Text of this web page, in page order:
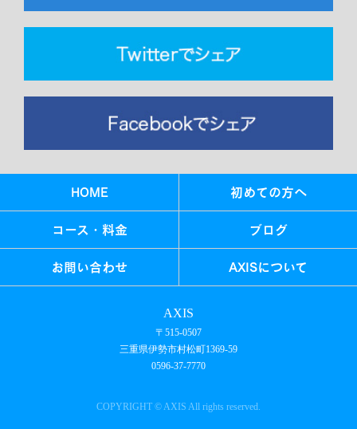
HOME 初めての方へ
コース・料金 ブログ
お問い合わせ AXISについて
AXIS
〒515-0507
三重県伊勢市村松町1369-59
0596-37-7770
COPYRIGHT © AXIS All rights reserved.